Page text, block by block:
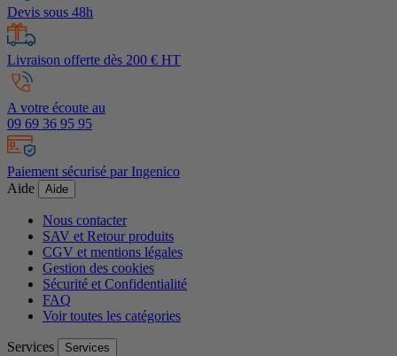
Devis sous 48h
Livraison offerte dès 200 € HT
A votre écoute au
09 69 36 95 95
Paiement sécurisé par Ingenico
Aide
Aide
Nous contacter
SAV et Retour produits
CGV et mentions légales
Gestion des cookies
Sécurité et Confidentialité
FAQ
Voir toutes les catégories
Services Services